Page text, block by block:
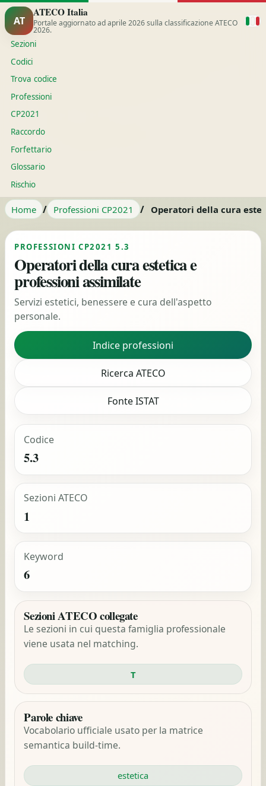
AT
ATECO Italia
Portale aggiornato ad aprile 2026 sulla classificazione ATECO
2026.
Sezioni
Codici
Trova codice
Professioni
CP2021
Raccordo
Forfettario
Glossario
Rischio
Home / Professioni CP2021 / Operatori della cura
PROFESSIONI CP2021 5.3
Operatori della cura estetica e
professioni assimilate
Servizi estetici, benessere e cura dell'aspetto
personale.
Indice professioni
Ricerca ATECO
Fonte ISTAT
Codice
5.3
Sezioni ATECO
1
Keyword
6
Sezioni ATECO collegate
Le sezioni in cui questa famiglia professionale
viene usata nel matching.
T
Parole chiave
Vocabolario ufficiale usato per la matrice
semantica build-time.
estetica